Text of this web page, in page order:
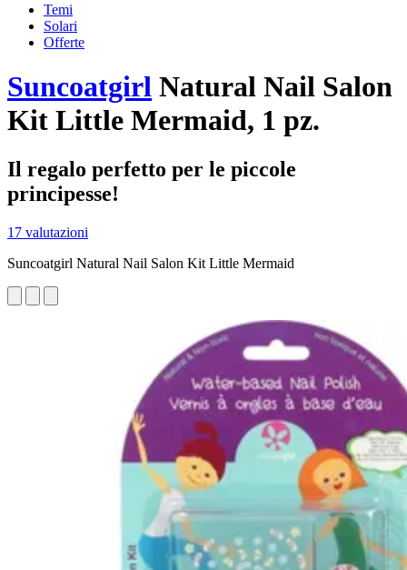
Temi
Solari
Offerte
Suncoatgirl Natural Nail Salon
Kit Little Mermaid, 1 pz.
Il regalo perfetto per le piccole
principesse!
17 valutazioni
Suncoatgirl Natural Nail Salon Kit Little Mermaid